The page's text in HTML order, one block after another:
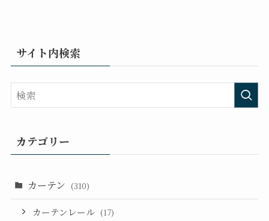
サイト内検索
カテゴリー
カーテン (310)
カーテンレール (17)